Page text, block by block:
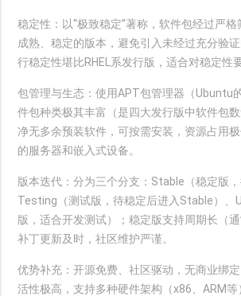
稳定性 ：以“极致稳定”著称，软件包经过严
成熟、稳定的版本，避免引入未经过充分验
行稳定性堪比RHEL系发行版，适合对稳定性
包管理与生态 ：使用APT包管理器（Ubuntu
件包种类极其丰富（是四大发行版中软件包
净无多余预装软件，可按需安装，资源占用
的服务器和嵌入式设备。
版本迭代 ：分为三个分支：Stable（稳定版
Testing（测试版，待稳定后进入Stable）、
版，适合开发测试）；稳定版支持周期长（
补丁更新及时，社区维护严谨。
优势补充 ：开源免费、社区驱动，无商业绑
活性极高，支持多种硬件架构（x86、ARM